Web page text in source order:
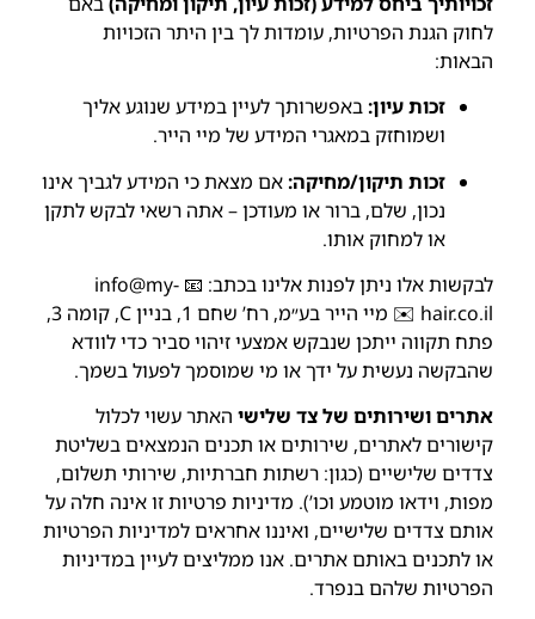
לחוק הגנת הפרטיות, עומדות לך בין היתר הזכויות
הבאות:
זכות עיון:באפשרותך לעיין במידע שנוגע אליך
ושמוחזק במאגרי המידע של מיי הייר.
זכות תיקון/מחיקה:אם מצאת כי המידע לגביך אינו
נכון, שלם, ברור או מעודכן – אתה רשאי לבקש לתקן
או למחוק אותו.
לבקשות אלו ניתן לפנות אלינו בכתב: 📧 info@my-
hair.co.il
✉️ מיי הייר בע״מ, רח’ שחם 1, בניין C, קומה 3,
פתח תקווה ייתכן שנבקש אמצעי זיהוי סביר כדי לוודא
שהבקשה נעשית על ידך או מי שמוסמך לפעול בשמך.
אתרים ושירותים של צד שלישי האתר עשוי לכלול
קישורים לאתרים, שירותים או תכנים הנמצאים בשליטת
צדדים שלישיים (כגון: רשתות חברתיות, שירותי תשלום,
מפות, וידאו מוטמע וכו’). מדיניות פרטיות זו אינה חלה על
אותם צדדים שלישיים, ואיננו אחראים למדיניות הפרטיות
או לתכנים באותם אתרים. אנו ממליצים לעיין במדיניות
הפרטיות שלהם בנפרד.